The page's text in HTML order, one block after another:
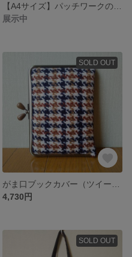
展示中
SOLD OUT
4,730円
SOLD OUT